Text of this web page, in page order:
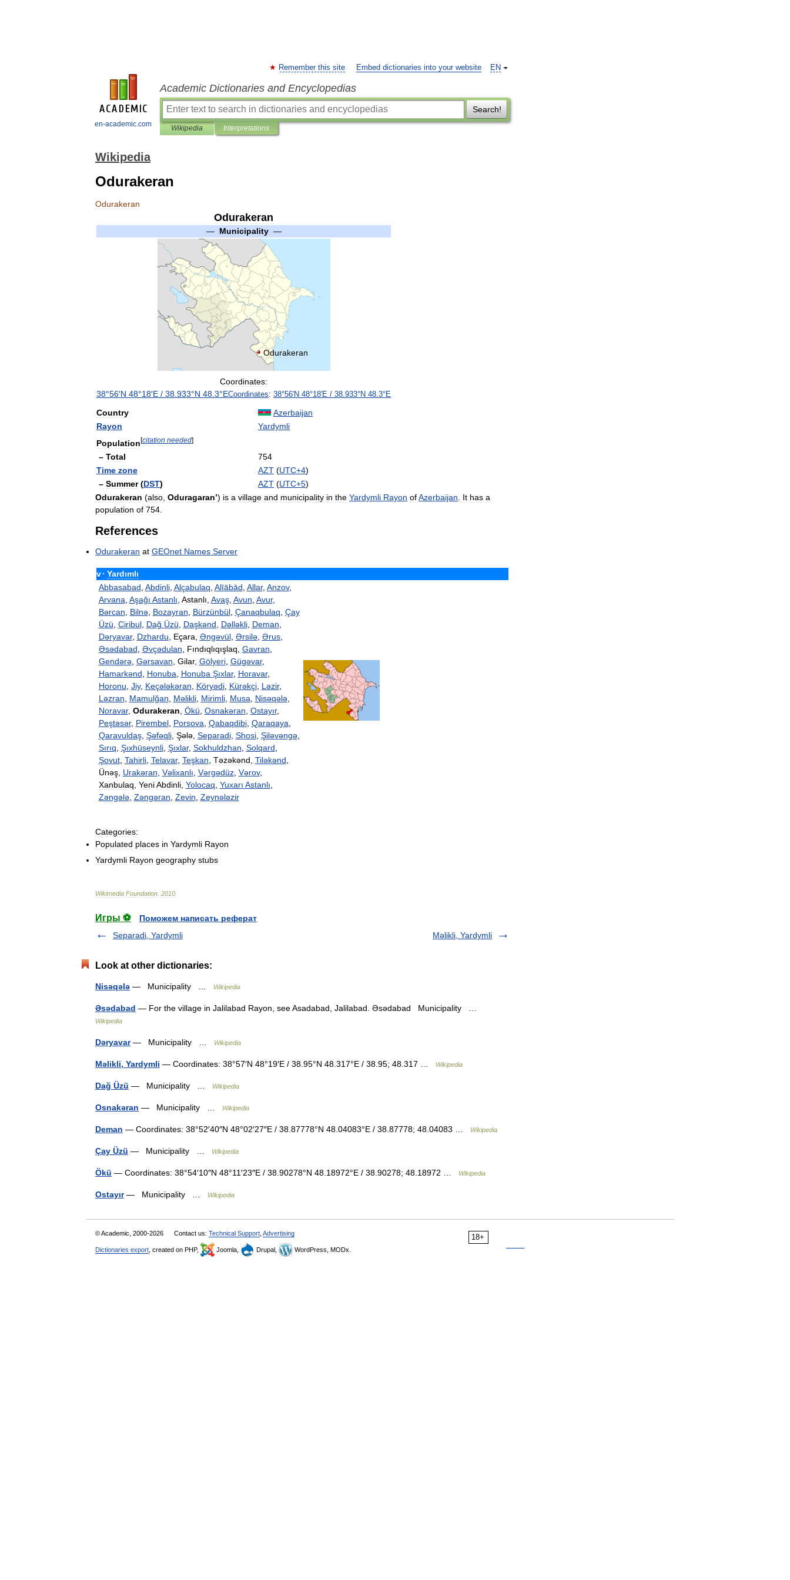
en-academic.com
EN
Remember this site Embed dictionaries into your website
Academic Dictionaries and Encyclopedias
Search!
Wikipedia Interpretations
Wikipedia
Odurakeran
Odurakeran
Odurakeran
— Municipality—
Odurakeran
Coordinates:
38°56′N 48°18′E / 38 933°N 48 3°ECoordinates: 38°56′N 48°18′E / 38.933°N 48.3°E
Country
Azerbaijan
Rayon
Yardymli
Population[citation needed]
– Total
754
Time zone AZT (UTC+4)
– Summer(DST) AZT (UTC+5)
Odurakeran (also Oduragaran’) is a village and municipality in the Yardymli Rayon ofAzerbaijan It has a
population of 754
References
Odurakeran at GEOnet Names Server
v· Yardımlı
Abbasabad Abdinli, Alçabulaq Alīābād Allar, Anzov,
Arvana Aşağı Astanlı Astanlı Avaş, Avun Avur,
Bərcan
Bilnə, Bozayran Bürzünbül, Çanaqbulaq Çay
Üzü Ciribul, Dağ Üzü Daşkənd Dəlləkli, Deman
Dəryavar, Dzhardu Eçara Əngəvül, Ərsilə, Ərus,
Əsədabad Əvçədulan Fındıqlıqışlaq Gavran
Gendərə, Gərsavan Gilar, Gölyeri, Gügəvar,
Hamarkənd
Honuba Honuba Şıxlar, Horavar,
Horonu Jiy, Keçələkəran Köryədi, Kürəkçi, Ləzir,
Ləzran
Mamulğan Məlikli, Mirimli, Musa Nisəqələ,
Noravar, Odurakeran Ökü Osnakəran Ostayır,
Peştəsər, Pirembel, Porsova Qabaqdibi, Qaraqaya
Qaravuldaş, Şəfəqli, Şələ, Separadi, Shosi, Şiləvəngə,
Sırıq Şıxhüseynli, Şıxlar, Sokhuldzhan Solqard
Şovut, Tahirli, Telavar, Teşkan Təzəkənd Tiləkənd
Ünəş, Urakəran Vəlixanlı Vərgədüz, Vərov,
Xanbulaq Yeni Abdinli, Yolocaq Yuxarı Astanlı
Zəngələ, Zəngəran Zevin Zeynələzir
Categories:
Populated places in Yardymli Rayon
Yardymli Rayon geography stubs
Wikimedia Foundation 2010
Игры ⚽
Поможем написать реферат
Separadi, Yardymli
Məlikli, Yardymli
Look at other dictionaries:
Nisəqələ — Municipality … Wikipedia
Əsədabad — For the village in Jalilabad Rayon, see Asadabad, Jalilabad. Əsədabad Municipality …
Wikipedia
Dəryavar— Municipality … Wikipedia
Məlikli, Yardymli — Coordinates: 38°57′N 48°19′E / 38.95°N 48.317°E / 38.95; 48.317 … Wikipedia
Dağ Üzü — Municipality … Wikipedia
Osnakəran — Municipality … Wikipedia
Deman — Coordinates: 38°52′40″N 48°02′27″E / 38.87778°N 48.04083°E / 38.87778; 48.04083 … Wikipedia
Çay Üzü — Municipality … Wikipedia
Ökü — Coordinates: 38°54′10″N 48°11′23″E / 38.90278°N 48.18972°E / 38.90278; 48.18972 … Wikipedia
Ostayır— Municipality … Wikipedia
18+
© Academic, 2000-2026 Contact us: Technical Support Advertising
Dictionaries export , created on PHP, Joomla, Drupal, WordPress, MODx.